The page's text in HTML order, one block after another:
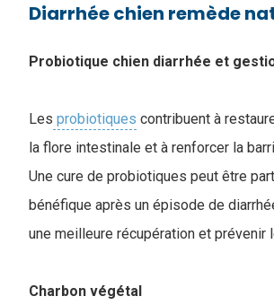
Diarrhée chien remède
Probiotique chien diarrhée et
Les probiotiques contribuent à
la flore intestinale et à renforcer la
Une cure de probiotiques peut être
bénéfique après un épisode de
une meilleure récupération et prévenir
Charbon végétal